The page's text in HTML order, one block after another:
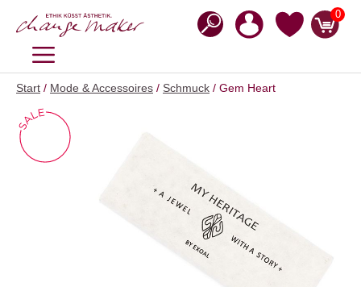
Inhalt
0
MENÜ
Start / Mode & Accessoires / Schmuck / Gem Heart